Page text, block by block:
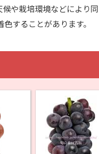
や栽培環境などにより
することがあります。